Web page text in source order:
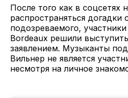
После того как в соцсетях
распространяться догадки
подозреваемого,
Bordeaux решили
заявлением. Музыканты
Вильнер не является
несмотря на личное